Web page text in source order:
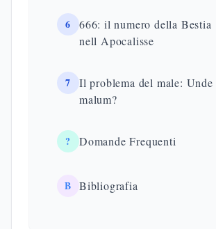
6
666: il numero della Bestia
nell Apocalisse
7
Il problema del male: Unde
malum?
? Domande Frequenti
B Bibliografia